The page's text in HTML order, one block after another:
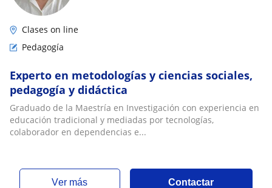
Clases on line
Pedagogía
Experto en metodologías y ciencias sociales,
pedagogía y didáctica
Graduado de la Maestría en Investigación con experiencia en
educación tradicional y mediadas por tecnologías,
colaborador en dependencias e...
ver más Contactar